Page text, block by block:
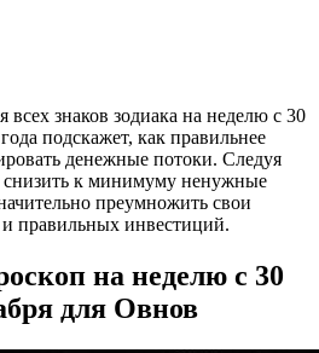
знаков зодиака на неделю с 30
подскажет, как правильнее
денежные потоки. Следуя
снизить к минимуму ненужные
преумножить свои
правильных инвестиций.
на неделю с 30
для Овнов